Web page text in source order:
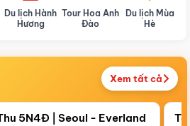
Du lịch Hành
Hương
Tour Hoa Anh
Đào
Du lịch Mùa
Hè
Xem tất cả
Điểm nổi bật
5N4Đ | Seoul - Everland